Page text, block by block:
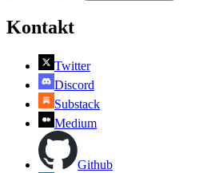
Kontakt
Twitter
Discord
Substack
Medium
Github